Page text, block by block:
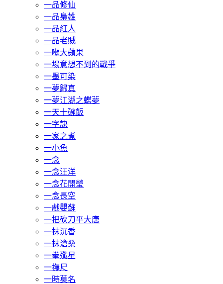
一品修仙
一品梟雄
一品紅人
一品老賊
一噸大蘋果
一場意想不到的戰爭
一墨可染
一夢歸真
一夢江湖之蝶夢
一天十碗飯
一字訣
一家之煮
一小魚
一念
一念汪洋
一念花開瑩
一念長空
一戲嬰蘇
一把砍刀平大唐
一抹沉香
一抹滄桑
一拳殲星
一撫尺
一時莫名